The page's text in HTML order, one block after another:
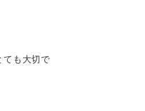
ても大切で